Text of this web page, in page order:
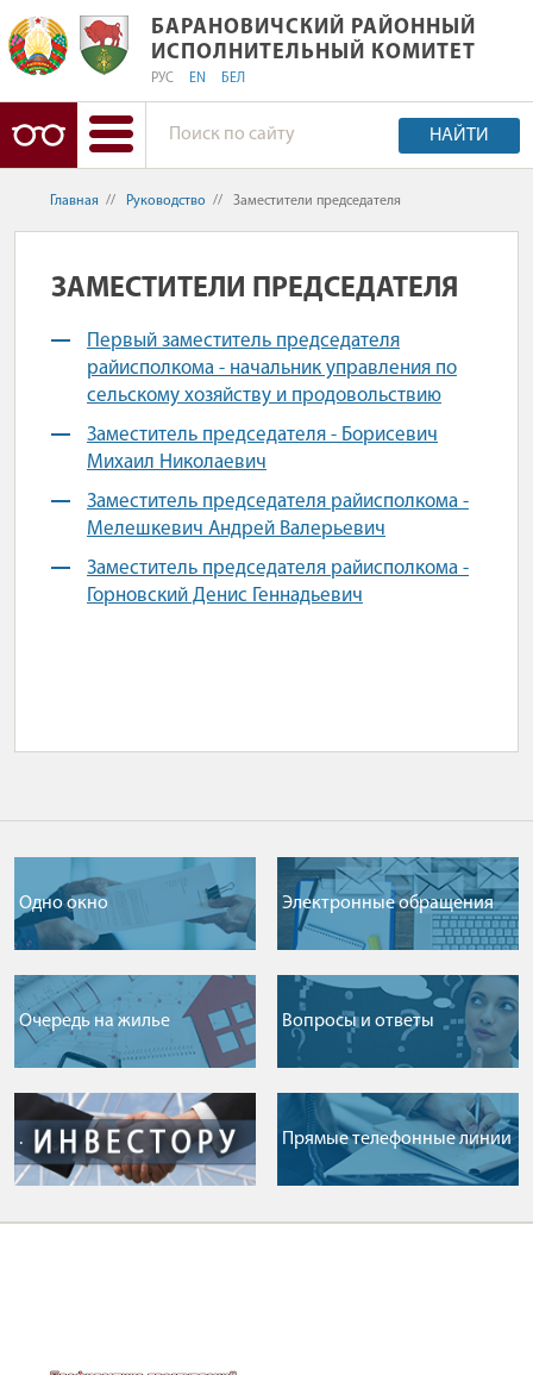
БАРАНОВИЧСКИЙ РАЙОННЫЙ
БАРАНОВИЧСКИЙ РАЙОННЫЙ
ИСПОЛНИТЕЛЬНЫЙ КОМИТЕТ
РУС EN БЕЛ
НАЙТИ
Главная // Руководство // Заместители председателя
ЗАМЕСТИТЕЛИ ПРЕДСЕДАТЕЛЯ
Первый заместитель председателя
райисполкома - начальник управления по
сельскому хозяйству и продовольствию
Заместитель председателя - Борисевич
Михаил Николаевич
Заместитель председателя райисполкома -
Мелешкевич Андрей Валерьевич
Заместитель председателя райисполкома -
Горновский Денис Геннадьевич
Одно окно Электронные обращения
Очередь на жилье Вопросы и ответы
. Прямые телефонные линии